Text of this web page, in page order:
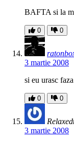
BAFTA si la
0 0
3 martie 2008
si eu urasc
0 0
3 martie 2008